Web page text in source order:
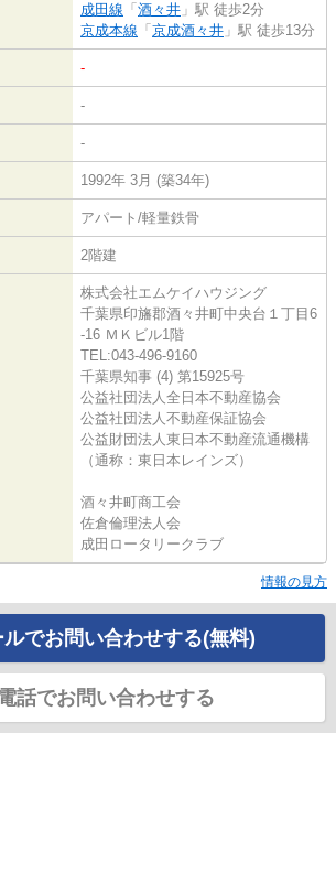
成田線 「 酒々井 」駅 徒歩2分
京成本線 「 京成酒々井 」駅 徒歩13分
-
-
-
1992年 3月 (築34年)
アパート/軽量鉄骨
2階建
株式会社エムケイハウジング
千葉県印旛郡酒々井町中央台１丁目6
-16 ＭＫビル1階
TEL:043-496-9160
千葉県知事 (4) 第15925号
公益社団法人全日本不動産協会
公益社団法人不動産保証協会
公益財団法人東日本不動産流通機構
（通称：東日本レインズ）
酒々井町商工会
佐倉倫理法人会
成田ロータリークラブ
情報の見方
ルでお問い合わせする(無料)
電話でお問い合わせする